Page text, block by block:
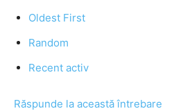
Oldest First
Random
Recent activ
Răspunde la această întrebare